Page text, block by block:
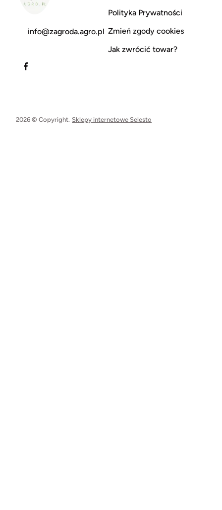
info@zagroda.agro.pl
Polityka Prywatności
Zmień zgody cookies
Jak zwrócić towar?
2026 © Copyright. Sklepy internetowe Selesto